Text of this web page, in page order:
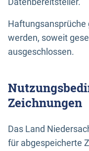
Haftungsansprüche
werden, soweit
ausgeschlossen.
Zeichnungen
Das Land
für abgespeicherte